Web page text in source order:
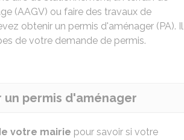
(AAGV) ou faire des travaux de
obtenir un permis d'aménager (PA). Il
de votre demande de permis.
permis d'aménager
votre mairie pour savoir si votre